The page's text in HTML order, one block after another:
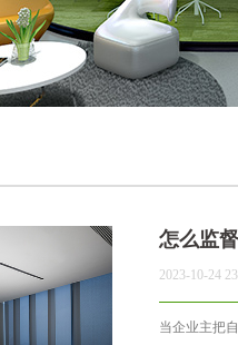
怎么监
2023-10-24
当企业主把